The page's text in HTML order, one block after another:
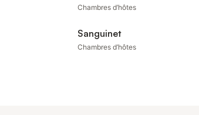
Chambres d’hôtes
Sanguinet
Chambres d’hôtes